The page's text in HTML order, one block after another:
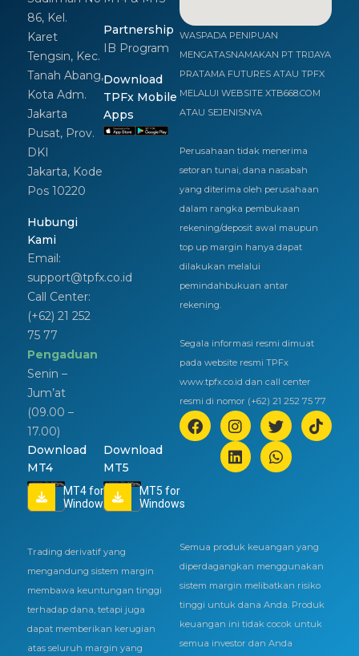
86, Kel.
Karet
Tengsin, Kec.
Tanah Abang,
Kota Adm.
Jakarta
Pusat, Prov.
DKI
Jakarta, Kode
Pos 10220
Hubungi
Kami
Email:
support@tpfx.co.id
Call Center:
(+62) 21 252
75 77
Pengaduan
Senin –
Jum’at
(09.00 –
17.00)
Partnership
IB Program
Download
TPFx Mobile
Apps
Download
MT4
MT4 for
Windows
Download
MT5
MT5 for
Windows
WASPADA PENIPUAN
MENGATASNAMAKAN PT TRIJAYA
PRATAMA FUTURES ATAU TPFX
MELALUI WEBSITE XTB668.COM
ATAU SEJENISNYA
Perusahaan tidak menerima
setoran tunai, dana nasabah
yang diterima oleh perusahaan
dalam rangka pembukaan
rekening/deposit awal maupun
top up margin hanya dapat
dilakukan melalui
pemindahbukuan antar
rekening.
Segala informasi resmi dimuat
pada website resmi TPFx
www.tpfx.co.id dan call center
resmi di nomor (+62) 21 252 75 77
Trading derivatif yang
mengandung sistem margin
membawa keuntungan tinggi
terhadap dana, tetapi juga
dapat memberikan kerugian
atas seluruh margin yang
Semua produk keuangan yang
diperdagangkan menggunakan
sistem margin melibatkan risiko
tinggi untuk dana Anda. Produk
keuangan ini tidak cocok untuk
semua investor dan Anda